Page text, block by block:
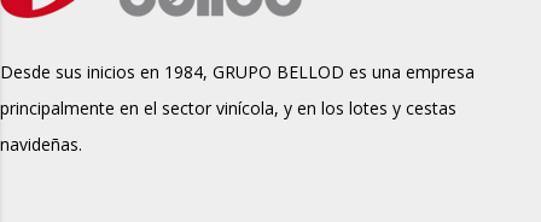
Desde sus inicios en 1984, GRUPO BELLOD es una empresa
principalmente en el sector vinícola, y en los lotes y cestas
navideñas.